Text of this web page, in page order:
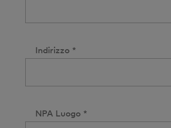
Indirizzo *
NPA Luogo *